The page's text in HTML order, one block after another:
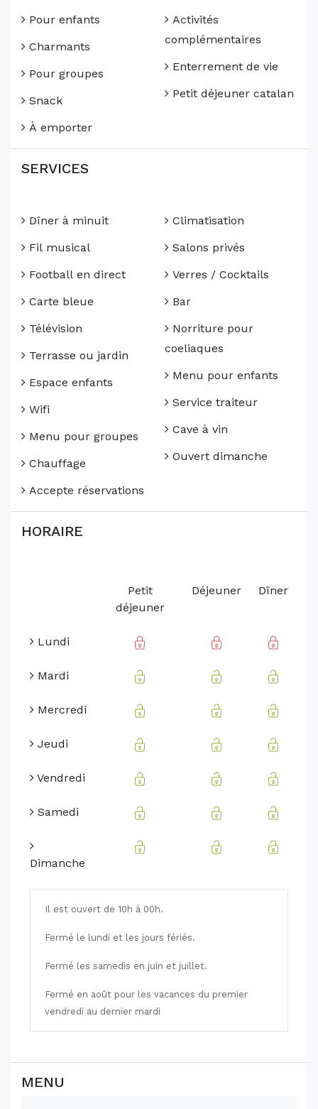
Pour enfants
Charmants
Pour groupes
Snack
À emporter
Activités
complémentaires
Enterrement de vie
Petit déjeuner catalan
SERVICES
Dîner à minuit
Fil musical
Football en direct
Carte bleue
Télévision
Terrasse ou jardin
Espace enfants
Wifi
Menu pour groupes
Chauffage
Accepte réservations
Climatisation
Salons privés
Verres / Cocktails
Bar
Norriture pour
coeliaques
Menu pour enfants
Service traiteur
Cave à vin
Ouvert dimanche
HORAIRE
Petit
déjeuner
Déjeuner Dîner
Lundi
Mardi
Mercredi
Jeudi
Vendredi
Samedi
Dimanche
Il est ouvert de 10h à 00h.
Fermé le lundi et les jours fériés.
Fermé les samedis en juin et juillet.
Fermé en août pour les vacances du premier
vendredi au dernier mardi
MENU